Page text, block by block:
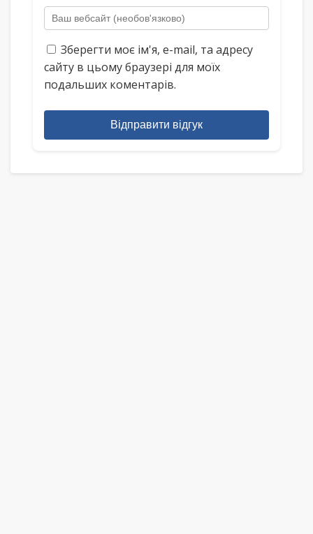
Зберегти моє ім'я, e-mail, та адресу
сайту в цьому браузері для моїх
подальших коментарів.
Відправити відгук